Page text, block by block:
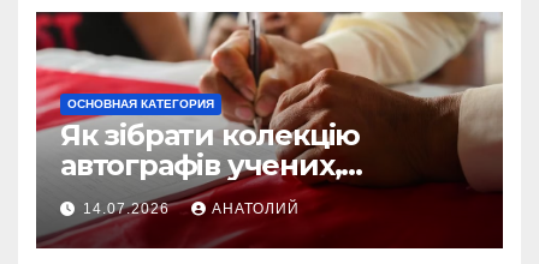
ОСНОВНАЯ КАТЕГОРИЯ
Як зібрати колекцію
автографів учених,
винахідників та IT-візіонерів
14.07.2026 АНАТОЛИЙ